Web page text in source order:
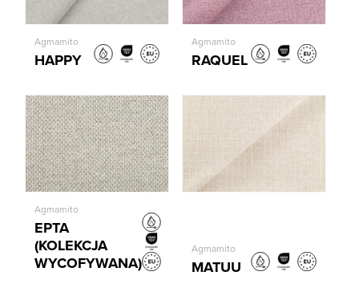
Agmamito
HAPPY
Agmamito
RAQUEL
Agmamito
EPTA
(KOLEKCJA
WYCOFYWANA)
Agmamito
MATUU